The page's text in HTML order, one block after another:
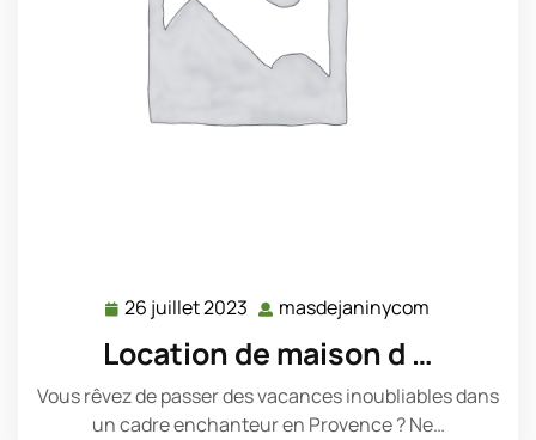
26 juillet 2023 26
juillet
2023
masdejaninycom
Location de maison d …
Vous rêvez de passer des vacances inoubliables dans
un cadre enchanteur en Provence ? Ne…